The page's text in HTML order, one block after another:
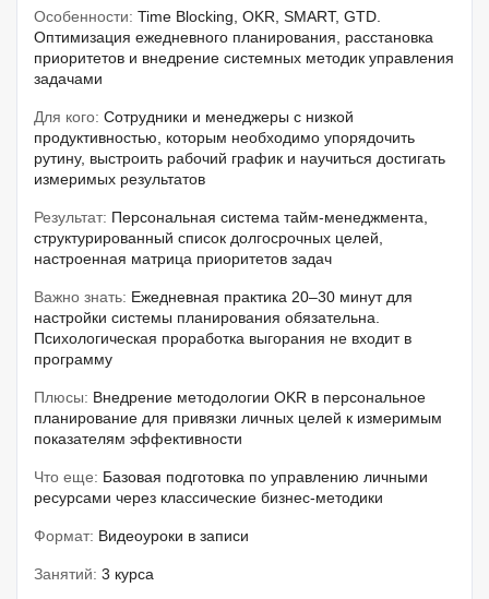
Особенности: Time Blocking, OKR, SMART, GTD.
Оптимизация ежедневного планирования, расстановка
приоритетов и внедрение системных методик управления
задачами
Для кого: Сотрудники и менеджеры с низкой
продуктивностью, которым необходимо упорядочить
рутину, выстроить рабочий график и научиться достигать
измеримых результатов
Результат: Персональная система тайм-менеджмента,
структурированный список долгосрочных целей,
настроенная матрица приоритетов задач
Важно знать: Ежедневная практика 20–30 минут для
настройки системы планирования обязательна.
Психологическая проработка выгорания не входит в
программу
Плюсы: Внедрение методологии OKR в персональное
планирование для привязки личных целей к измеримым
показателям эффективности
Что еще: Базовая подготовка по управлению личными
ресурсами через классические бизнес-методики
Формат: Видеоуроки в записи
Занятий: 3 курса